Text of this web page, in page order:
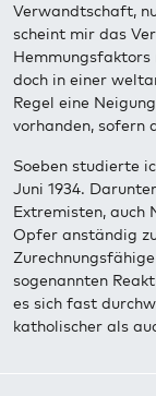
Verwandtschaft,
scheint mir das
doch in einer
Regel eine
vorhanden, sofern
Soeben studierte
Juni 1934.
Extremisten, auch
Opfer anständig
sogenannten
es sich fast
katholischer als